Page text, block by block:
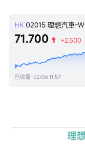
HK 02015 理想汽車-W
71.700 +2.500
已收盤 02/06 11:57